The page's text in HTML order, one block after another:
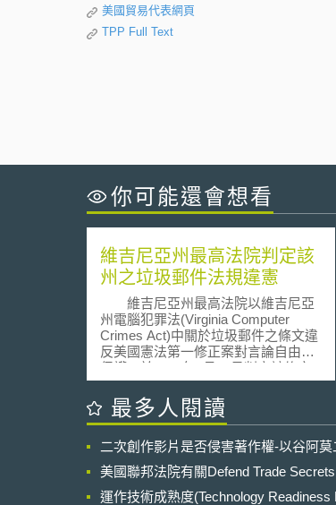
美國貿易代表網頁
TPP Full Text
你可能還會想看
維吉尼亞州最高法院判定該
州之垃圾郵件法規違憲
維吉尼亞州最高法院以維吉尼亞
州電腦犯罪法(Virginia Computer
Crimes Act)中關於垃圾郵件之條文違
反美國憲法第一修正案對言論自由之
保護，於2008年9月12日判定該條文
違憲。 2003年時，維吉尼亞州檢
方為追查垃圾郵件發送人，而搜索居
住於加州地區之Jeremy Jaynes，據
每月可獲利達75萬美元。在該次搜索
過程中，維吉尼亞州檢方發現Jeremy
Jaynes持有大量電子郵件位址資訊以
及上百萬美國線上公司(AOL)用戶之
最多人閱讀
二次創作影片是否侵害著作權-以谷阿莫
美國聯邦法院有關Defend Trade
運作技術成熟度(Technology